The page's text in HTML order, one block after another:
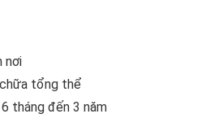
nơi
tổng thể
tháng đến 3 năm